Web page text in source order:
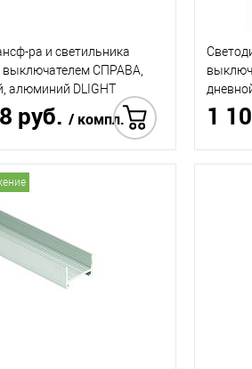
ра и светильника
выключателем СПРАВА,
алюминий DLIGHT
руб. / компл.
Купить в 1 клик
1